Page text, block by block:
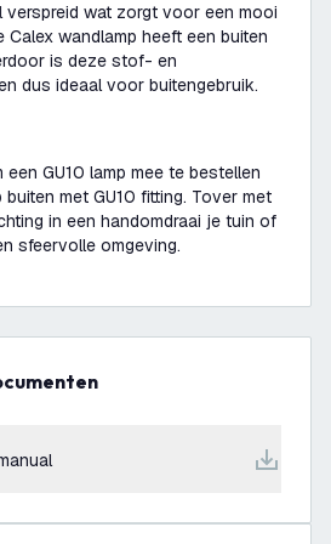
verspreid wat zorgt voor een mooi
Calex wandlamp heeft een buiten
is deze stof- en
dus ideaal voor buitengebruik.
een GU10 lamp mee te bestellen
met GU10 fitting. Tover met
in een handomdraai je tuin of
sfeervolle omgeving.